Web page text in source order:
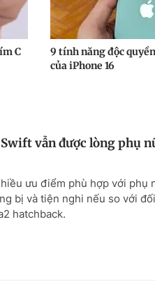
C
9 tính năng độc
của iPhone 16
vẫn được lòng phụ
ưu điểm phù hợp với phụ
bị và tiện nghi nếu so với
hatchback.